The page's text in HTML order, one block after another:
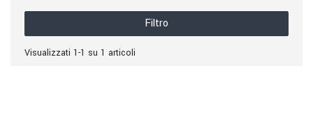
Filtro
Visualizzati 1-1 su 1 articoli